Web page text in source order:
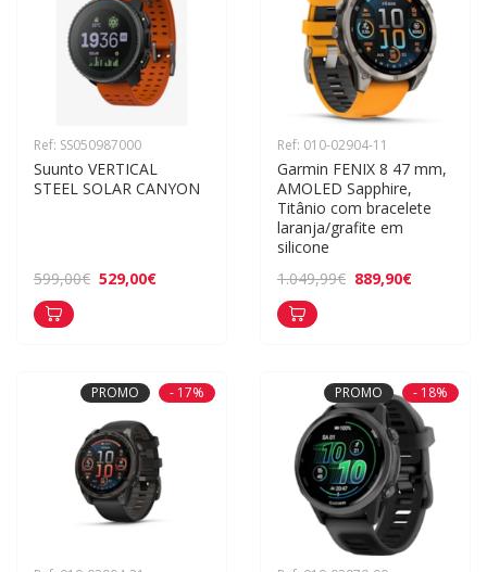
Ref: SS050987000
Suunto VERTICAL
STEEL SOLAR CANYON
599,00€ 529,00€
Ref: 010-02904-11
Garmin FENIX 8 47 mm,
AMOLED Sapphire,
Titânio com bracelete
laranja/grafite em
silicone
1.049,99€ 889,90€
PROMO - 17% PROMO - 18%